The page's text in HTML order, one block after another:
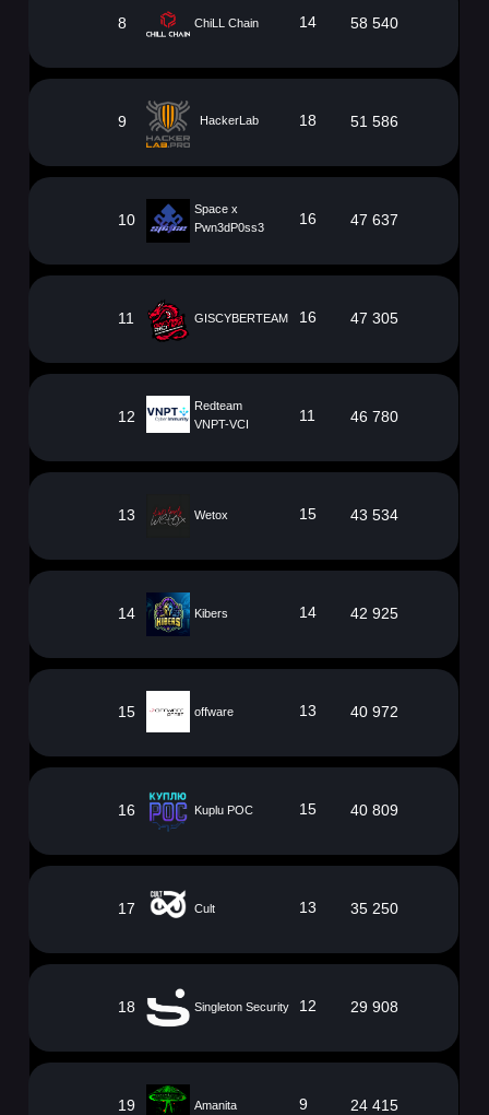
8 ChiLL Chain 14 58 540
9 HackerLab 18 51 586
10
Space x
Pwn3dP0ss3
16 47 637
11 GISCYBERTEAM 16 47 305
12
Redteam
VNPT-VCI
11 46 780
13 Wetox 15 43 534
14 Kibers 14 42 925
15 offware 13 40 972
16 Kuplu POC 15 40 809
17 Cult 13 35 250
18 Singleton Security 12 29 908
19 Amanita 9 24 415
Результаты синих